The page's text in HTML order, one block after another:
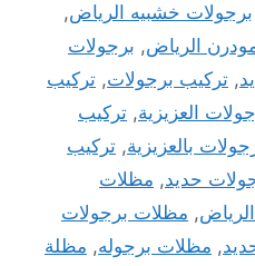
برجولات خشبيه الرياض,
الرياض, برجولات
, تركيب برجولات, تركيب
العزيزية, تركيب
بالعزيزية, تركيب
حديد, مظلات
, مظلات برجولات
, مظلات برجوله, مظلة